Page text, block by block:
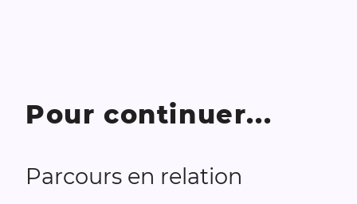
Pour continuer...
Parcours en relation